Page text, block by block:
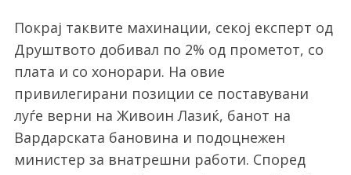
Покрај таквите махинации, секој експерт од
Друштвото добивал по 2% од прометот, со
плата и со хонорари. На овие
привилегирани позиции се поставувани
луѓе верни на Живоин Лазиќ, банот на
Вардарската бановина и подоцнежен
министер за внатрешни работи. Според
S
e
a